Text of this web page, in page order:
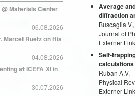
Average
diffraction
Buscaglia
Journal of
Externer
Self-
calculations
Ruban A.V.
Physical
Externer
Materials Center
06.08.2026
Marcel Ruetz on His
04.08.2026
at ICEFA XI in
30.07.2026